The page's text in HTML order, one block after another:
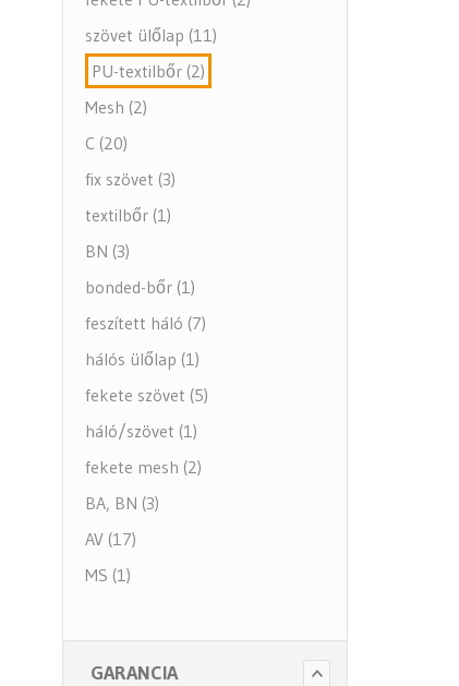
szövet ülőlap (11)
PU-textilbőr (2)
Mesh (2)
C (20)
fix szövet (3)
textilbőr (1)
BN (3)
bonded-bőr (1)
feszített háló (7)
hálós ülőlap (1)
fekete szövet (5)
háló/szövet (1)
fekete mesh (2)
BA, BN (3)
AV (17)
MS (1)
GARANCIA